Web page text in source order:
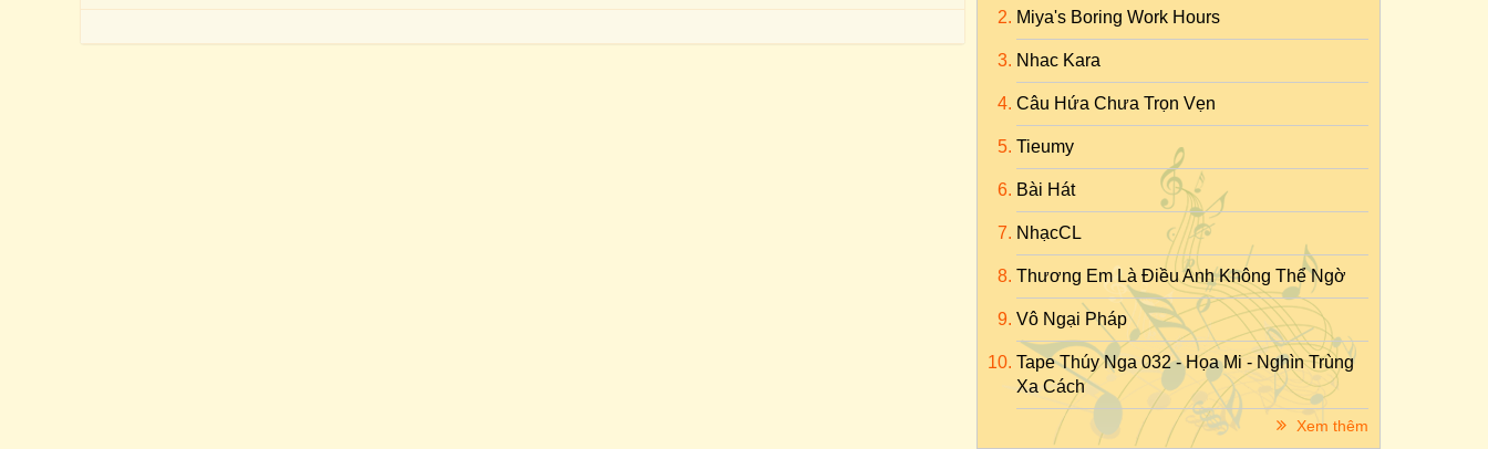
Miya's Boring Work Hours
Nhac Kara
Câu Hứa Chưa Trọn Vẹn
Tieumy
Bài Hát
NhạcCL
Thương Em Là Điều Anh Không Thể Ngờ
Vô Ngại Pháp
Tape Thúy Nga 032 - Họa Mi - Nghìn Trùng
Xa Cách
Xem thêm